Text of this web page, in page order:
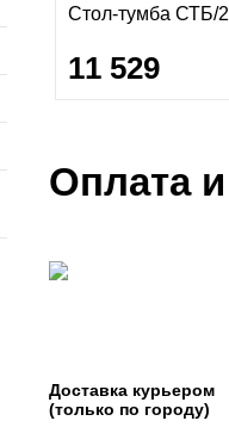
Стол-тумба СТБ/
11 529
Оплата
Доставка курьером
(только по городу)